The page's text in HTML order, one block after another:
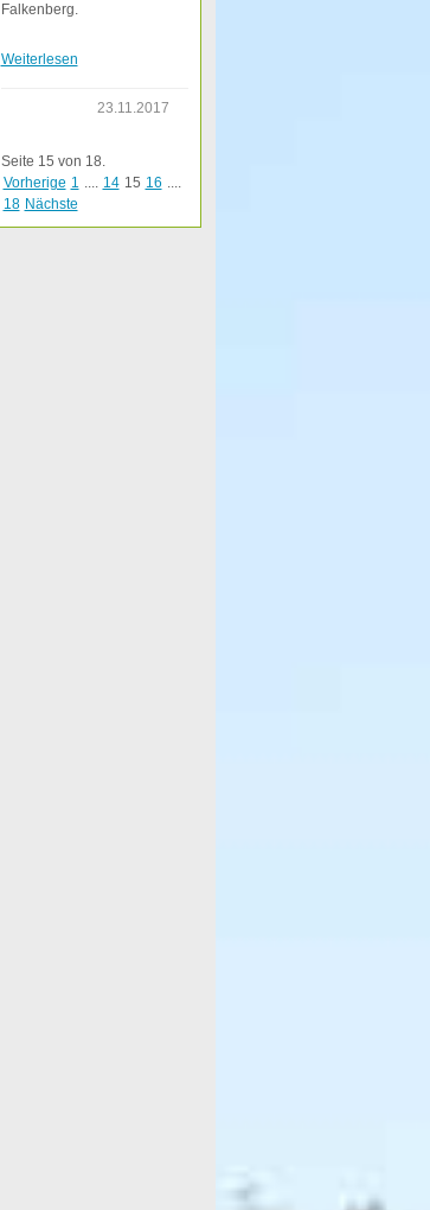
Falkenberg.
Weiterlesen
23.11.2017
Seite 15 von 18.
Vorherige 1 .... 14 15 16 ....
18 Nächste